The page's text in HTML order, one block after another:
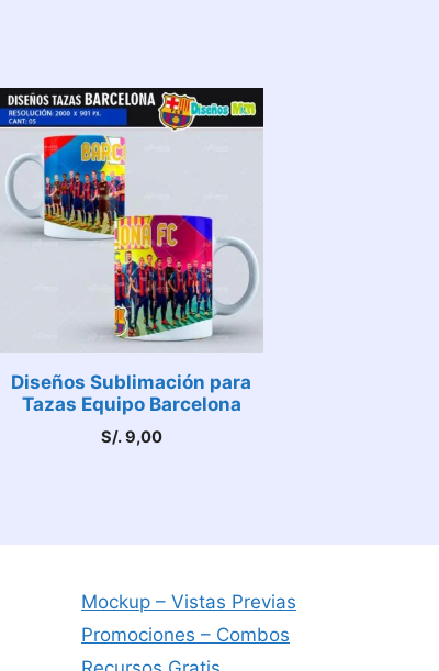
Diseños Sublimación para
Tazas Equipo Barcelona
S/.9,00
Mockup – Vistas Previas
Promociones – Combos